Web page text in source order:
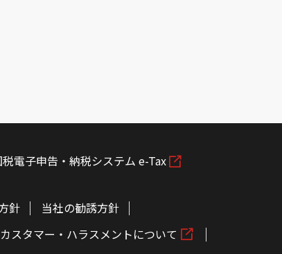
税電子申告・納税システム e-Tax
針
当社の勧誘方針
カスタマー・ハラスメントについて